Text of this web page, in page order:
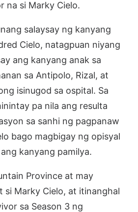
na si Marky Cielo.
salaysay ng kanyang
Cielo, natagpuan niyang
ang kanyang anak sa
sa Antipolo, Rizal, at
isinugod sa ospital. Sa
pa nila ang resulta
sa sanhi ng pagpanaw
bago magbigay ng opisyal
kanyang pamilya.
Province at may
si Marky Cielo, at itinanghal
sa Season 3 ng